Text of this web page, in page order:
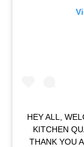
HEY ALL,
KITCHEN
THANK YOU